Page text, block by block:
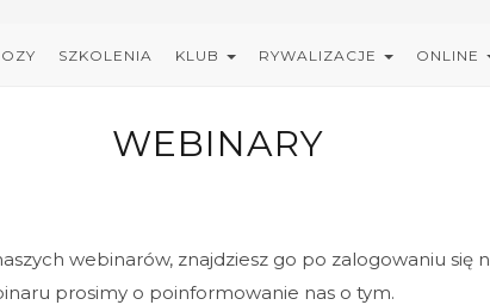
SZKOLENIA KLUB RYWALIZACJE ONLINE
WEBINARY
webinarów, znajdziesz go po zalogowaniu się
prosimy o poinformowanie nas o tym.